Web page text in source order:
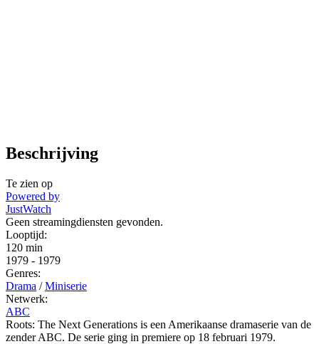
Beschrijving
Te zien op
Powered by
JustWatch
Geen streamingdiensten gevonden.
Looptijd:
120 min
1979 - 1979
Genres:
Drama / Miniserie
Netwerk:
ABC
Roots: The Next Generations is een Amerikaanse dramaserie van de
zender ABC. De serie ging in premiere op 18 februari 1979.